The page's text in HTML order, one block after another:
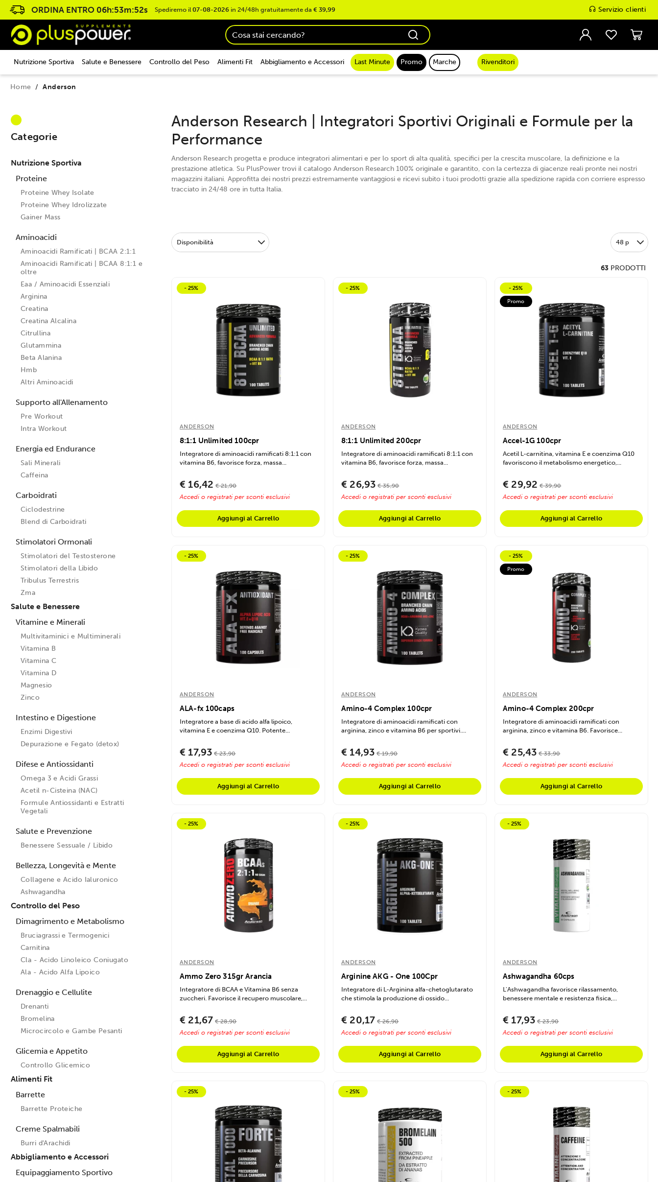
ORDINA ENTRO 06h:53m:51s Spediremo il 07-08-2026in 24/48h gratuitamente da € 39,99 Servizio clienti
Nutrizione Sportiva Salute e Benessere Controllo del Peso Alimenti Fit Abbigliamento e Accessori Last Minute Promo Marche Rivenditori
Home Anderson
Categorie
Nutrizione Sportiva
Proteine
Proteine Whey Isolate
Proteine Whey Idrolizzate
Gainer Mass
Aminoacidi
Aminoacidi Ramificati | BCAA 2:1:1
Aminoacidi Ramificati | BCAA 8:1:1 e
oltre
Eaa / Aminoacidi Essenziali
Arginina
Creatina
Creatina Alcalina
Citrullina
Glutammina
Beta Alanina
Hmb
Altri Aminoacidi
Supporto all'Allenamento
Pre Workout
Intra Workout
Energia ed Endurance
Sali Minerali
Caffeina
Carboidrati
Ciclodestrine
Blend di Carboidrati
Stimolatori Ormonali
Stimolatori del Testosterone
Stimolatori della Libido
Tribulus Terrestris
Zma
Salute e Benessere
Vitamine e Minerali
Multivitaminici e Multiminerali
Vitamina B
Vitamina C
Vitamina D
Magnesio
Zinco
Intestino e Digestione
Enzimi Digestivi
Depurazione e Fegato (detox)
Difese e Antiossidanti
Omega 3 e Acidi Grassi
Acetil n-Cisteina (NAC)
Formule Antiossidanti e Estratti
Vegetali
Salute e Prevenzione
Benessere Sessuale / Libido
Bellezza, Longevità e Mente
Collagene e Acido Ialuronico
Ashwagandha
Controllo del Peso
Dimagrimento e Metabolismo
Bruciagrassi e Termogenici
Carnitina
Cla - Acido Linoleico Coniugato
Ala - Acido Alfa Lipoico
Drenaggio e Cellulite
Drenanti
Bromelina
Microcircolo e Gambe Pesanti
Glicemia e Appetito
Controllo Glicemico
Alimenti Fit
Barrette
Barrette Proteiche
Creme Spalmabili
Burri d'Arachidi
Abbigliamento e Accessori
Equipaggiamento Sportivo
Anderson Research | Integratori Sportivi Originali e Formule per la
Performance
Anderson Research progetta e produce integratori alimentari e per lo sport di alta qualità, specifici per la crescita muscolare, la definizione e la
prestazione atletica. Su PlusPower trovi il catalogo Anderson Research 100% originale e garantito, con la certezza di giacenze reali pronte nei nostri
magazzini italiani. Approfitta dei nostri prezzi estremamente vantaggiosi e ricevi subito i tuoi prodotti grazie alla spedizione rapida con corriere espresso
tracciato in 24/48 ore in tutta Italia.
Disponibilità 48 p
63 PRODOTTI
- 25%
ANDERSON
8:1:1 Unlimited 100cpr
Integratore di aminoacidi ramificati 8:1:1 con
vitamina B6, favorisce forza, massa...
€ 16,42 € 21,90
Accedi o registrati per sconti esclusivi
Aggiungi al Carrello
- 25%
ANDERSON
8:1:1 Unlimited 200cpr
Integratore di aminoacidi ramificati 8:1:1 con
vitamina B6, favorisce forza, massa...
€ 26,93 € 35,90
Accedi o registrati per sconti esclusivi
Aggiungi al Carrello
- 25%
Promo
ANDERSON
Accel-1G 100cpr
Acetil L-carnitina, vitamina E e coenzima Q10
favoriscono il metabolismo energetico,...
€ 29,92 € 39,90
Accedi o registrati per sconti esclusivi
Aggiungi al Carrello
- 25%
ANDERSON
ALA-fx 100caps
Integratore a base di acido alfa lipoico,
vitamina E e coenzima Q10. Potente...
€ 17,93 € 23,90
Accedi o registrati per sconti esclusivi
Aggiungi al Carrello
- 25%
ANDERSON
Amino-4 Complex 100cpr
Integratore di aminoacidi ramificati con
arginina, zinco e vitamina B6 per sportivi....
€ 14,93 € 19,90
Accedi o registrati per sconti esclusivi
Aggiungi al Carrello
- 25%
Promo
ANDERSON
Amino-4 Complex 200cpr
Integratore di aminoacidi ramificati con
arginina, zinco e vitamina B6. Favorisce...
€ 25,43 € 33,90
Accedi o registrati per sconti esclusivi
Aggiungi al Carrello
- 25%
ANDERSON
Ammo Zero 315gr Arancia
Integratore di BCAA e Vitamina B6 senza
zuccheri. Favorisce il recupero muscolare,...
€ 21,67 € 28,90
Accedi o registrati per sconti esclusivi
Aggiungi al Carrello
- 25%
ANDERSON
Arginine AKG - One 100Cpr
Integratore di L-Arginina alfa-chetoglutarato
che stimola la produzione di ossido...
€ 20,17 € 26,90
Accedi o registrati per sconti esclusivi
Aggiungi al Carrello
- 25%
ANDERSON
Ashwagandha 60cps
L'Ashwagandha favorisce rilassamento,
benessere mentale e resistenza fisica,...
€ 17,93 € 23,90
Accedi o registrati per sconti esclusivi
Aggiungi al Carrello
- 25% - 25% - 25%